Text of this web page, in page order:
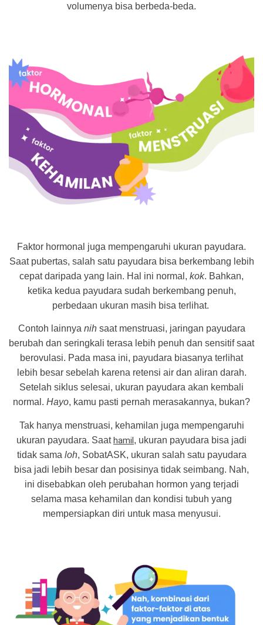
volumenya bisa berbeda-beda.
Faktor hormonal juga mempengaruhi ukuran payudara.
Saat pubertas, salah satu payudara bisa berkembang lebih
cepat daripada yang lain. Hal ini normal, kok. Bahkan,
ketika kedua payudara sudah berkembang penuh,
perbedaan ukuran masih bisa terlihat.
Contoh lainnya nihsaat menstruasi, jaringan payudara
berubah dan seringkali terasa lebih penuh dan sensitif saat
berovulasi. Pada masa ini, payudara biasanya terlihat
lebih besar sebelah karena retensi air dan aliran darah.
Setelah siklus selesai, ukuran payudara akan kembali
normal. Hayo, kamu pasti pernah merasakannya, bukan?
Tak hanya menstruasi, kehamilan juga mempengaruhi
ukuran payudara. Saathamil, ukuran payudara bisa jadi
tidak sama loh, SobatASK, ukuran salah satu payudara
bisa jadi lebih besar dan posisinya tidak seimbang. Nah,
ini disebabkan oleh perubahan hormon yang terjadi
selama masa kehamilan dan kondisi tubuh yang
mempersiapkan diri untuk masa menyusui.